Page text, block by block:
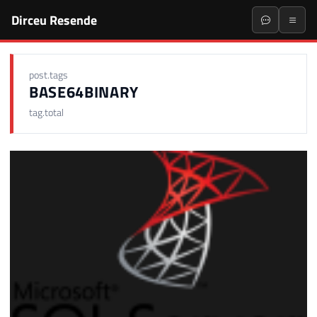
Dirceu Resende
post.tags
BASE64BINARY
tag.total